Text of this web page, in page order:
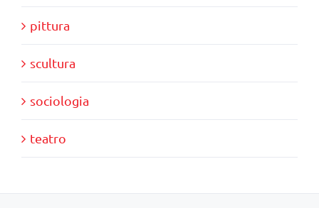
pittura
scultura
sociologia
teatro